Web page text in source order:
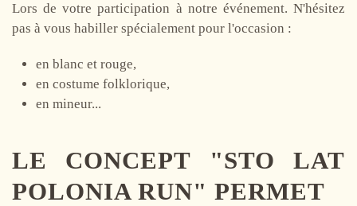
Lors de votre participation à notre événement. N'hésitez
pas à vous habiller spécialement pour l'occasion :
en blanc et rouge,
en costume folklorique,
en mineur...
LE CONCEPT "STO LAT
POLONIA RUN" PERMET